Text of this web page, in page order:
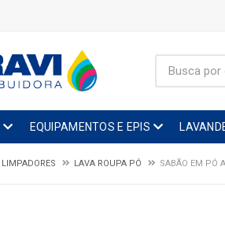
EQUIPAMENTOS E EPIS
LIMPADORES LAVA ROUPA PÓ SABÃO EM PÓ